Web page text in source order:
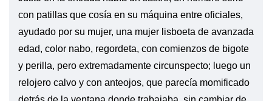
con patillas que cosía en su máquina entre oficiales,
ayudado por su mujer, una mujer lisboeta de avanzada
edad, color nabo, regordeta, con comienzos de bigote
y perilla, pero extremadamente circunspecto; luego un
relojero calvo y con anteojos, que parecía momificado